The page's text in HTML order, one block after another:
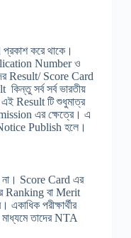
করে থাকে।
Number ও
Result/ Score Card
কিন্তু সর্ব সর্ব ভারতীয়
Result টি শুধুমাত্র
এর ক্ষেত্রে। এ
Publish হলে।
Score Card এর
Ranking বা Merit
পরীক্ষার্থীর
তাদের NTA